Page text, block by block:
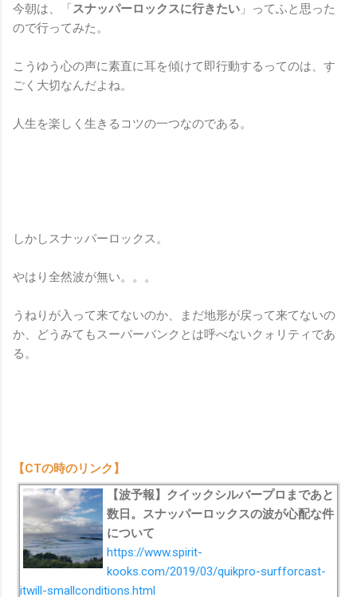
今朝は、「スナッパーロックスに行きたい 」ってふと思った
ので行ってみた。
こうゆう心の声に素直に耳を傾けて即行動するってのは、す
ごく大切なんだよね。
人生を楽しく生きるコツの一つなのである。
しかしスナッパーロックス。
やはり全然波が無い。。。
うねりが入って来てないのか、まだ地形が戻って来てないの
か、どうみてもスーパーバンクとは呼べないクォリティであ
る。
【CTの時のリンク】
【波予報】クイックシルバープロまであと
数日。スナッパーロックスの波が心配な件
について
https://www.spirit-
kooks.com/2019/03/quikpro-surfforcast-
itwill-smallconditions.html